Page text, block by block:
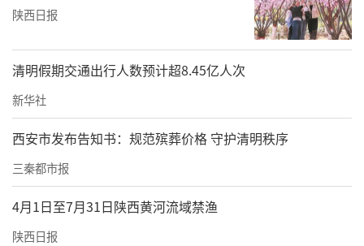
道。还带领团队为退役军人及优抚对象提供免
费的诊疗检查、重大疾病筛查以及疾病用药指
导等服务。这些贴心的举措不仅让他们感受到
了社会的温暖和关怀，更增强了他们的获得
感、幸福感和荣誉感。通过这样的公益活动，
不仅展示了家传胃科的专业实力和社会责任
感，更以实际行动弘扬了拥军优属的光荣传
统。其仁爱之心和无私奉献精神值得我们每一
陕西日报
清明假期交通出行人数预计超8.45亿人次
新华社
西安市发布告知书：规范殡葬价格 守护清明秩序
三秦都市报
4月1日至7月31日陕西黄河流域禁渔
陕西日报